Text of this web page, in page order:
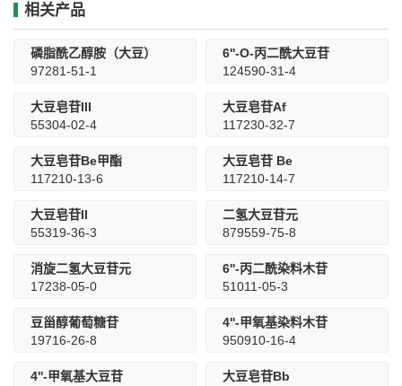
相关产品
磷脂酰乙醇胺（大豆）
97281-51-1
6''-O-丙二酰大豆苷
124590-31-4
大豆皂苷III
55304-02-4
大豆皂苷Af
117230-32-7
大豆皂苷Be甲酯
117210-13-6
大豆皂苷 Be
117210-14-7
大豆皂苷II
55319-36-3
二氢大豆苷元
879559-75-8
消旋二氢大豆苷元
17238-05-0
6''-丙二酰染料木苷
51011-05-3
豆甾醇葡萄糖苷
19716-26-8
4''-甲氧基染料木苷
950910-16-4
4''-甲氧基大豆苷
大豆皂苷Bb